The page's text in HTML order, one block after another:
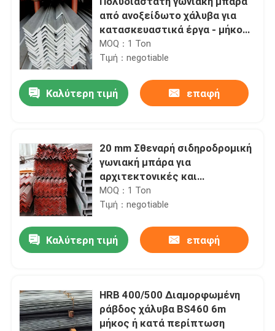
από ανοξείδωτο χάλυβα για
κατασκευαστικά έργα - μήκος
6m/12m
MOQ：1 Ton
Τιμή：negotiable
Καλύτερη τιμή επαφή
20 mm Σθεναρή σιδηροδρομική
γωνιακή μπάρα για
αρχιτεκτονικές και
διακοσμητικές εφαρμογές
MOQ：1 Ton
Τιμή：negotiable
Καλύτερη τιμή επαφή
HRB 400/500 Διαμορφωμένη
ράβδος χάλυβα BS460 6m
μήκος ή κατά περίπτωση